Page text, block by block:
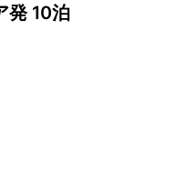
発 10泊